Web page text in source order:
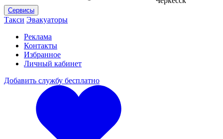
Сервисы
Такси Эвакуаторы
Реклама
Контакты
Избранное
Личный кабинет
Добавить службу бесплатно